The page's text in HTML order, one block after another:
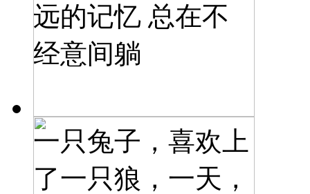
远的记忆 总在不
经意间躺
一只兔子，喜欢上
了一只狼，一天，